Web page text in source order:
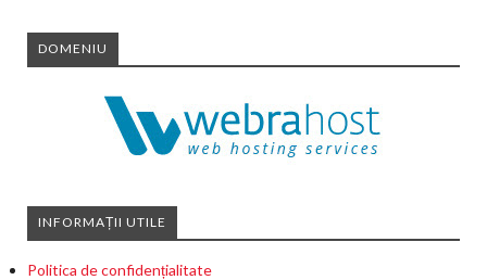
DOMENIU
INFORMAȚII UTILE
Politica de confidențialitate